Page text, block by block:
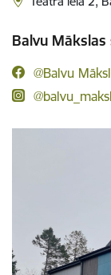
Balvu Mākslas
@Balvu